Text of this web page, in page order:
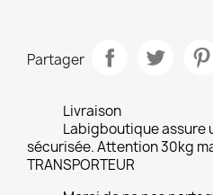
Partager
Livraison
Labigboutique assure
sécurisée. Attention 30kg
TRANSPORTEUR